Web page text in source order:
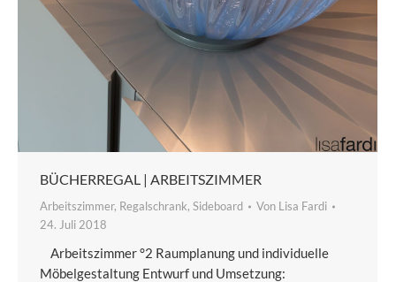
BÜCHERREGAL | ARBEITSZIMMER
Arbeitszimmer, Regalschrank, Sideboard Von Lisa Fardi
24. Juli 2018
Arbeitszimmer °2 Raumplanung und individuelle
Möbelgestaltung Entwurf und Umsetzung: